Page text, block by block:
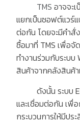
TMS อาจจะ
แยกเป็นซอฟต์แวร์
ต่อกัน โดยจะมีคำสั่
ซื้อมาที่ TMS เพื่อจั
ทำงานร่วมกับระบบ
สินค้าจากคลังสินค้
ดังนั้น ระบบ
และเชื่อมต่อกัน เพื่
กระบวนการให้มีป